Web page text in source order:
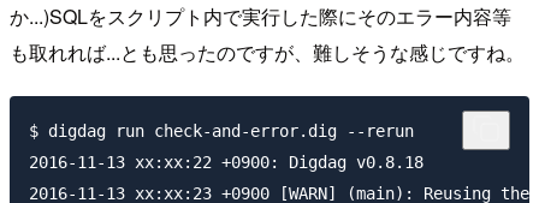
か...)SQLをスクリプト内で実行した際にそのエラー内容等
も取れれば...とも思ったのですが、難しそうな感じですね。
$ digdag run check-and-error.dig --rerun
2016-11-13 xx:xx:22 +0900: Digdag v0.8.18
2016-11-13 xx:xx:23 +0900 [WARN] (main): Reusing